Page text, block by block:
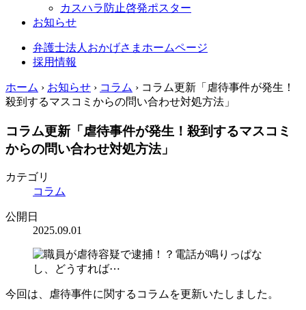
カスハラ防止啓発ポスター
お知らせ
弁護士法人おかげさまホームページ
採用情報
ホーム › お知らせ › コラム › コラム更新「虐待事件が発生！
殺到するマスコミからの問い合わせ対処方法」
コラム更新「虐待事件が発生！殺到するマスコミ
からの問い合わせ対処方法」
カテゴリ
コラム
公開日
2025.09.01
今回は、虐待事件に関するコラムを更新いたしました。